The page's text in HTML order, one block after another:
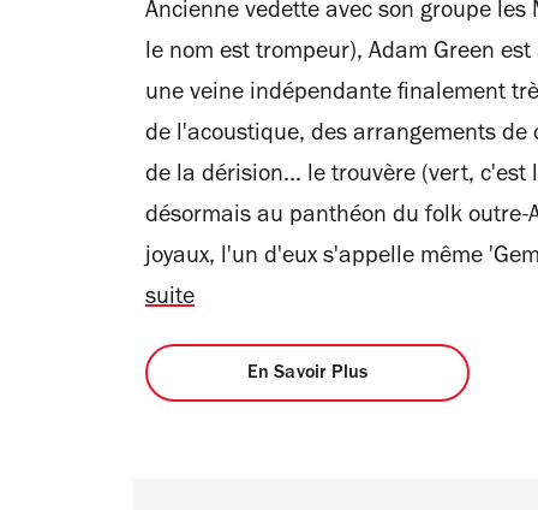
Ancienne vedette avec son groupe
le nom est trompeur), Adam Green
une veine indépendante finalement
de l'acoustique, des arrangements de
de la dérision... le trouvère (vert,
désormais au panthéon du folk
joyaux, l'un d'eux s'appelle même
suite
En Savoir Plus